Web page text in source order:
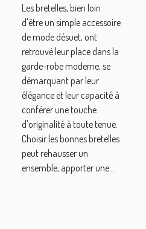
chaque
occasion
Les bretelles, bien loin
d'être un simple accessoire
de mode désuet, ont
retrouvé leur place dans la
garde-robe moderne, se
démarquant par leur
élégance et leur capacité à
conférer une touche
d'originalité à toute tenue.
Choisir les bonnes bretelles
peut rehausser un
ensemble, apporter une...